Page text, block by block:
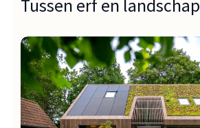
Tussen erf en landschap